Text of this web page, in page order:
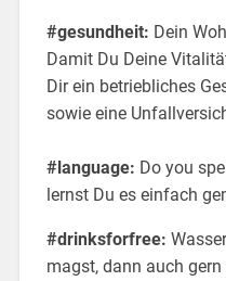
#gesundheit: Dein
Damit Du Deine
Dir ein betriebliches
sowie eine
#language: Do you
lernst Du es einfach
#drinksforfree:
magst, dann auch